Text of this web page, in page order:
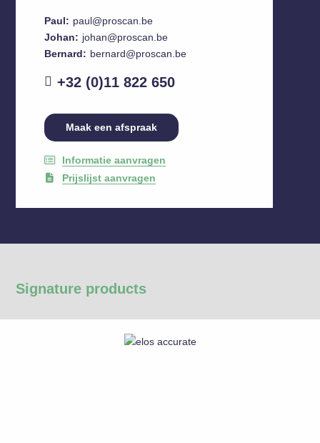
Paul: paul@proscan.be
Johan: johan@proscan.be
Bernard: bernard@proscan.be
+32 (0)11 822 650
Maak een afspraak
Informatie aanvragen
Prijslijst aanvragen
Signature products